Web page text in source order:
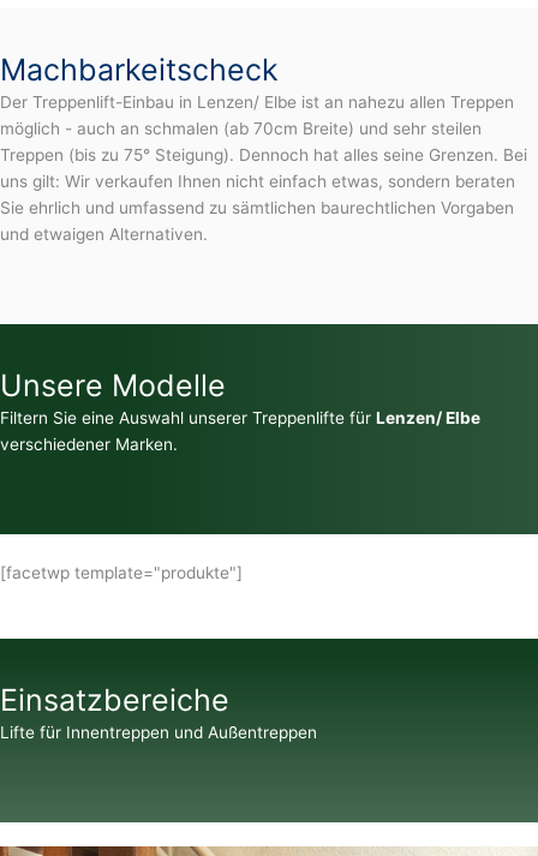
Machbarkeitscheck
Der Treppenlift-Einbau in Lenzen/ Elbe ist an nahezu allen Treppen
möglich - auch an schmalen (ab 70cm Breite) und sehr steilen
Treppen (bis zu 75° Steigung). Dennoch hat alles seine Grenzen. Bei
uns gilt: Wir verkaufen Ihnen nicht einfach etwas, sondern beraten
Sie ehrlich und umfassend zu sämtlichen baurechtlichen Vorgaben
und etwaigen Alternativen.
Unsere Modelle
Filtern Sie eine Auswahl unserer Treppenlifte für Lenzen/ Elbe
verschiedener Marken.
[facetwp template="produkte"]
Einsatzbereiche
Lifte für Innentreppen und Außentreppen